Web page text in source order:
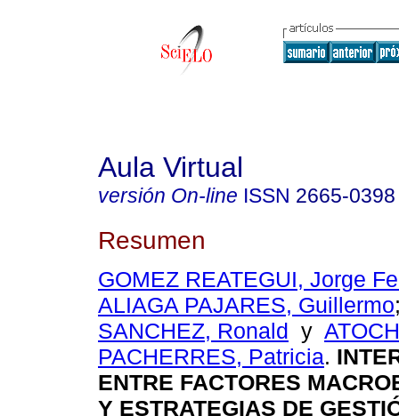
Aula Virtual
versión On-line ISSN 2665-0398
Resumen
GOMEZ REATEGUI, Jorge
ALIAGA PAJARES, Guillermo
SANCHEZ, Ronald y
PACHERRES, Patricia.
ENTRE FACTORES
Y ESTRATEGIAS DE